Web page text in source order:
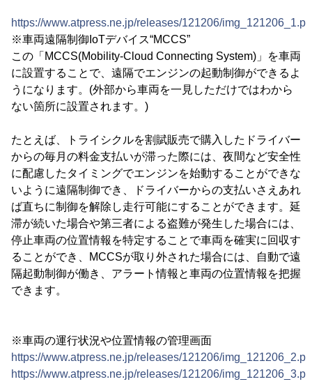
https://www.atpress.ne.jp/releases/121206/
※車両遠隔制御IoTデバイス“MCCS”
この「MCCS(Mobility-Cloud Connecting System)」を車両
に設置することで、遠隔でエンジンの起動制御ができるよ
うになります。(外部から車両を一見しただけではわから
ない箇所に設置されます。)
たとえば、トライシクルを割賦販売で購入したドライバー
からの毎月の料金支払いが滞った際には、夜間など安全性
に配慮したタイミングでエンジンを始動することができな
いように遠隔制御でき、ドライバーからの支払いさえあれ
ば直ちに制御を解除し走行可能にすることができます。延
滞が続いた場合や第三者による盗難が発生した場合には、
停止車両の位置情報を特定することで車両を確実に回収す
ることができ、MCCSが取り外された場合には、自動で遠
隔起動制御が働き、アラート情報と車両の位置情報を把握
できます。
※車両の運行状況や位置情報の管理画面
https://www.atpress.ne.jp/releases/121206/
https://www.atpress.ne.jp/releases/121206/